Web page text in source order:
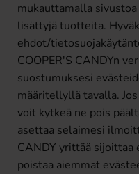
mukauttamalla
lisättyjä tuotteita.
ehdot/
COOPER'S CANDYn
suostumuksesi
määritellyllä tavalla.
voit kytkeä ne pois
asettaa selaimesi
CANDY yrittää
poistaa aiemmat